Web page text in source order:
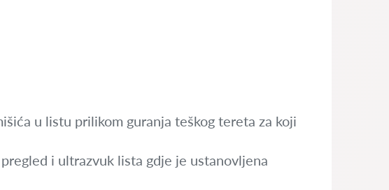
u listu prilikom guranja teškog tereta za koji
i ultrazvuk lista gdje je ustanovljena